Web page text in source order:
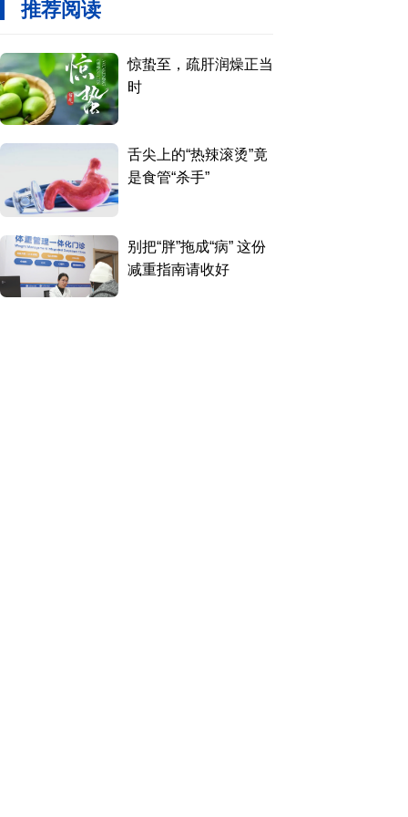
推荐阅读
惊蛰至，疏肝润燥正当
时
舌尖上的“热辣滚烫”竟
是食管“杀手”
别把“胖”拖成“病” 这份
减重指南请收好